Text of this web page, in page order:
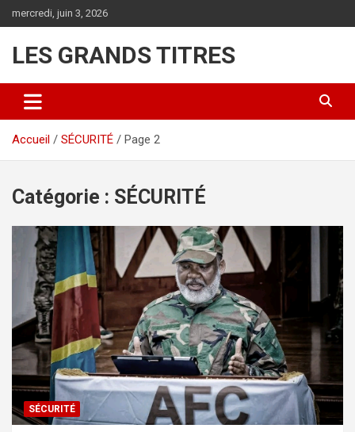
au
mercredi, juin 3, 2026
LES GRANDS TITRES
Accueil SÉCURITÉ Page 2
Catégorie : SÉCURITÉ
SÉCURITÉ